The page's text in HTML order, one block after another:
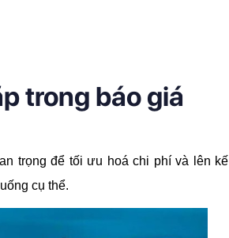
trong báo giá
trọng để tối ưu hoá chi phí và lên kế
cụ thể.